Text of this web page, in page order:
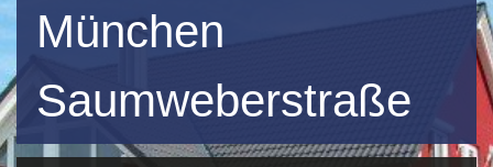
München
Saumweberstraße